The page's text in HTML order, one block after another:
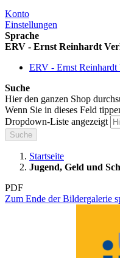
Konto
Einstellungen
Sprache
ERV - Ernst Reinhardt
ERV - Ernst Reinhardt
Suche
Hier den ganzen Shop
Wenn Sie in dieses Feld
Dropdown-Liste angezeigt
Suche
Startseite
Jugend, Geld und
PDF
Zum Ende der Bildergalerie